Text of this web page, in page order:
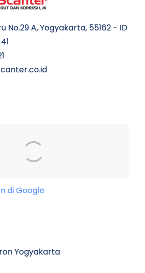
No.29 A, Yogyakarta, 55162 - ID
di Google
Yogyakarta